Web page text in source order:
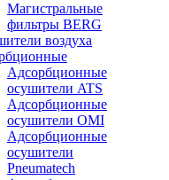
Магистральные
фильтры BERG
воздуха
Адсорбционные
осушители ATS
Адсорбционные
осушители OMI
Адсорбционные
осушители
Pneumatech